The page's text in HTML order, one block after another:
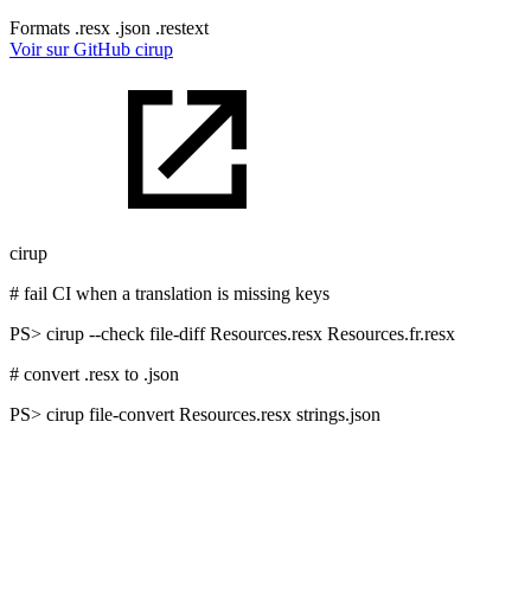
Formats .resx .json .restext
Voir sur GitHub cirup
cirup
# fail CI when a translation is missing keys
PS> cirup --check file-diff Resources.resx Resources.fr.resx
# convert .resx to .json
PS> cirup file-convert Resources.resx strings.json